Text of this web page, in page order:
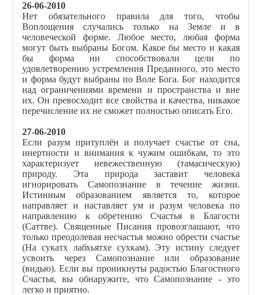
26-06-2010
Нет обязательного правила для того, чтобы
Воплощения случались только на Земле и в
человеческой форме. Любое место, любая форма
могут быть выбраны Богом. Какое бы место и какая
бы форма ни способствовали цели по
удовлетворению устремления Преданного, это место
и форма будут выбраны по Воле Бога. Бог находится
над ограничениями времени и пространства и вне
их. Он превосходит все свойства и качества, никакое
перечисление их не сможет полностью описать Его.
27-06-2010
Если разум притуплён и получает счастье от сна,
инертности и внимания к чужим ошибкам, то это
характеризует невежественную (тамасическую)
природу. Эта природа заставит человека
игнорировать Самопознание в течение жизни.
Истинным образованием является то, которое
направляет и наставляет ум и разум человека по
направлению к обретению Счастья в Благости
(Саттве). Священные Писания провозглашают, что
только преодолевая несчастья можно обрести счастье
(На сукатх лабхьятхе сухкам). Эту истину следует
усвоить через Самопознание или образование
(видью). Если вы проникнуты радостью Благостного
Счастья, вы обнаружите, что Самопознание - это
легко и приятно.